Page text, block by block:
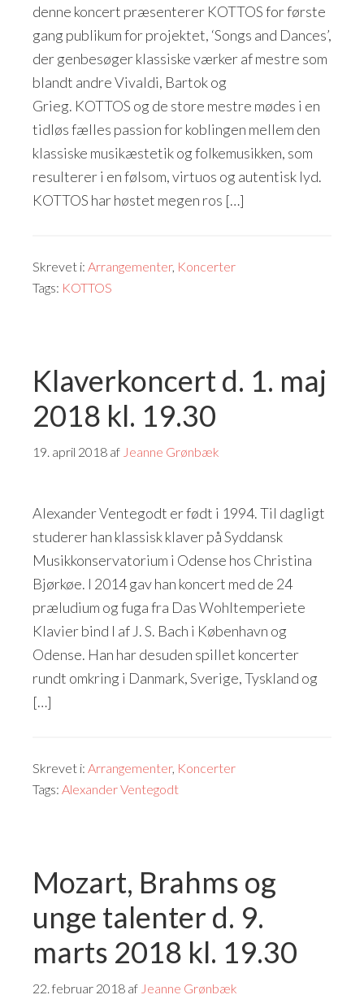
denne koncert præsenterer KOTTOS for første
gang publikum for projektet, ‘Songs and Dances’,
der genbesøger klassiske værker af mestre som
blandt andre Vivaldi, Bartok og
Grieg. KOTTOS og de store mestre mødes i en
tidløs fælles passion for koblingen mellem den
klassiske musikæstetik og folkemusikken, som
resulterer i en følsom, virtuos og autentisk lyd.
KOTTOS har høstet megen ros […]
Skrevet i: Arrangementer, Koncerter
Tags: KOTTOS
Klaverkoncert d. 1. maj
2018 kl. 19.30
19. april 2018 af Jeanne Grønbæk
Alexander Ventegodt er født i 1994. Til dagligt
studerer han klassisk klaver på Syddansk
Musikkonservatorium i Odense hos Christina
Bjørkøe. I 2014 gav han koncert med de 24
præludium og fuga fra Das Wohltemperiete
Klavier bind I af J. S. Bach i København og
Odense. Han har desuden spillet koncerter
rundt omkring i Danmark, Sverige, Tyskland og
[…]
Skrevet i: Arrangementer, Koncerter
Tags: Alexander Ventegodt
Mozart, Brahms og
unge talenter d. 9.
marts 2018 kl. 19.30
22. februar 2018 af Jeanne Grønbæk